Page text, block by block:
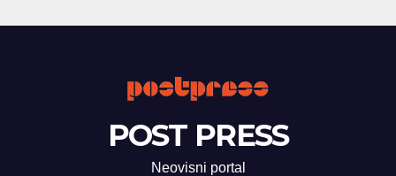
POST PRESS
Neovisni portal